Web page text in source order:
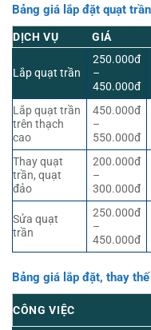
Bảng giá lắp đặt quạt
DỊCH VỤ GIÁ
Lắp quạt trần
250.000đ
–
450.000đ
Lắp quạt trần
trên thạch
cao
450.000đ
–
550.000đ
Thay quạt
trần, quạt
đảo
200.000đ
–
300.000đ
Sửa quạt
trần
250.000đ
–
450.000đ
Bảng giá lắp đặt, thay
CÔNG VIỆC